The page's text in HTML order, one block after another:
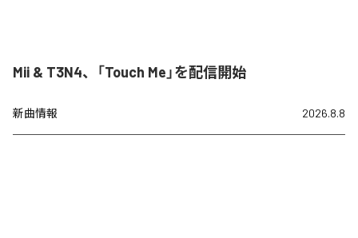
Mii & T3N4、「Touch Me」を配信開始
新曲情報 2026.8.8